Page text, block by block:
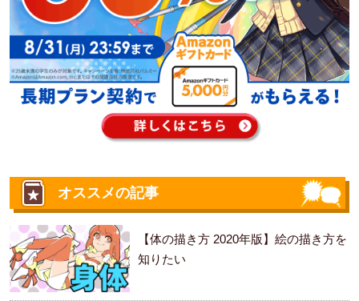
オススメの記事
【体の描き方 2020年版】絵の描き方を
知りたい